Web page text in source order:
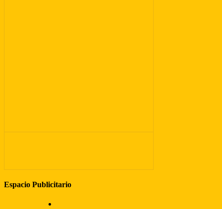
Espacio Publicitario